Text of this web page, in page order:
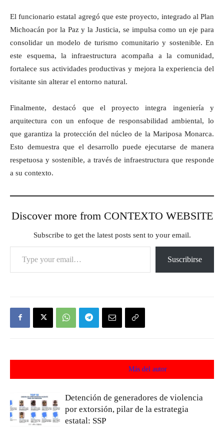
El funcionario estatal agregó que este proyecto, integrado al Plan
Michoacán por la Paz y la Justicia, se impulsa como un eje para
consolidar un modelo de turismo comunitario y sostenible. En
este esquema, la infraestructura acompaña a la comunidad,
fortalece sus actividades productivas y mejora la experiencia del
visitante sin alterar el entorno natural.
Finalmente, destacó que el proyecto integra ingeniería y
arquitectura con un enfoque de responsabilidad ambiental, lo
que garantiza la protección del núcleo de la Mariposa Monarca.
Esto demuestra que el desarrollo puede ejecutarse de manera
respetuosa y sostenible, a través de infraestructura que responde
a su contexto.
Discover more from CONTEXTO WEBSITE
Subscribe to get the latest posts sent to your email.
Type your email…
Suscribirse
Más del autor
Detención de generadores de violencia
por extorsión, pilar de la estrategia
estatal: SSP